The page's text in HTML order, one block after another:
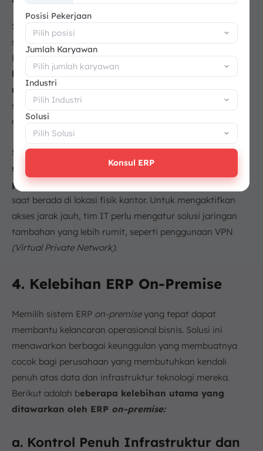
Skalabilitas atau kemampuan menambah kapasitas
seringkali menjadi tantangan pada modelon-premise.
Ketika bisnis berkembang pesat,penambahan
kapasitas mengharuskan perusahaan berinvestasi
membeli perangkat keras baru.Proses pembaruan
sistem untuk mendukung kapasitas yang lebih besar juga
cenderung lebih kompleks dan membutuhkan waktu.
Secara standar, akses ke sistemon-premiseERP
seringkali terbatas hanya pada jaringan internal
perusahaan.Karyawan hanya bisa mengakses sistem
saat berada di lokasi fisik kantor. Untuk mengaktifkan
akses jarak jauh, tim IT perlu mengatur solusi jaringan
tambahan yang lebih rumit, seperti penggunaan VPN
(Virtual Private Network).
4. Kelebihan ERP On-Premise
Memilih sistem ERP on-premiseyang tepat dapat
membantu kelancaran operasional bisnis. Solusi ini
menawarkan berbagai keunggulan yang membuatnya
cocok bagi perusahaan yang membutuhkan kendali
penuh atas data dan infrastruktur teknologi mereka.
Berikut adalah beberapa kelebihan utama yang
ditawarkan oleh ERP on-premise:
a. Kontrol Penuh Infrastruktur dan
+62
Posisi Pekerjaan
Jumlah Karyawan
Industri
Solusi
Konsul ERP